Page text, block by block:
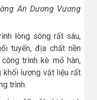
An Dương Vương
lòng sông rất sâu,
tuyến, địa chất nền
trình kè mỏ hàn,
lượng vật liệu rất
trình.